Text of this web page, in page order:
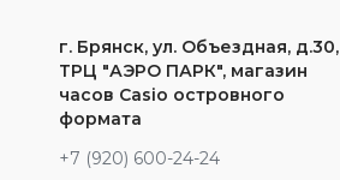
г. Брянск, ул. Объездная, д.30,
ТРЦ "АЭРО ПАРК", магазин
часов Casio островного
формата
+7 (920) 600-24-24